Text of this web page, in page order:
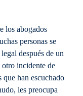
los abogados
personas se
después de un
otro incidente de
que han escuchado
les preocupa